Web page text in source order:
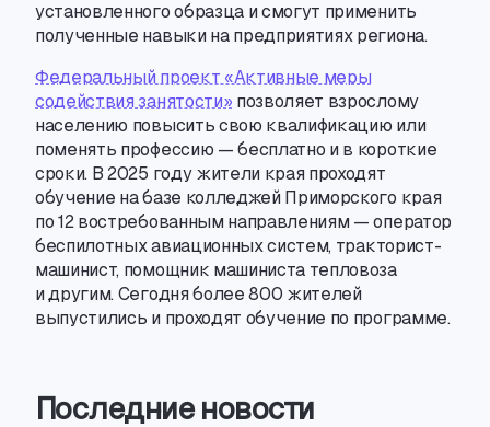
установленного образца и смогут применить
полученные навыки на предприятиях региона.
Федеральный проект «Активные меры
содействия занятости» позволяет взрослому
населению повысить свою квалификацию или
поменять профессию — бесплатно и в короткие
сроки. В 2025 году жители края проходят
обучение на базе колледжей Приморского края
по 12 востребованным направлениям — оператор
беспилотных авиационных систем, тракторист-
машинист, помощник машиниста тепловоза
и другим. Сегодня более 800 жителей
выпустились и проходят обучение по программе.
Последние новости